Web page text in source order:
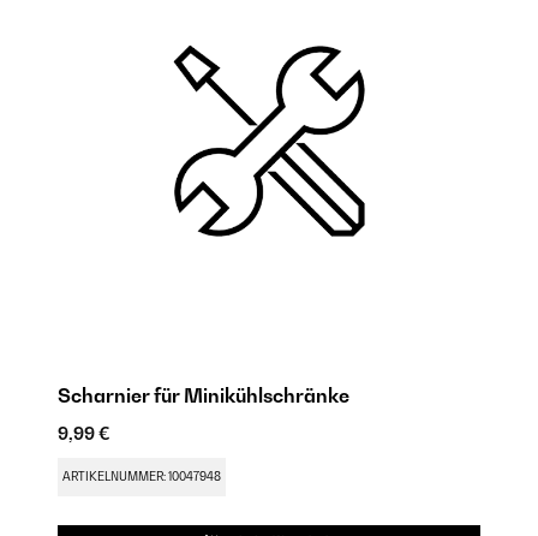
Scharnier für Minikühlschränke
9,99 €
ARTIKELNUMMER: 10047948